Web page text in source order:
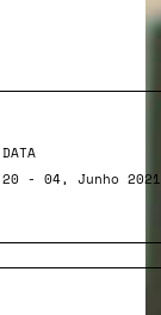
DATA
20 - 04, Junho 2021